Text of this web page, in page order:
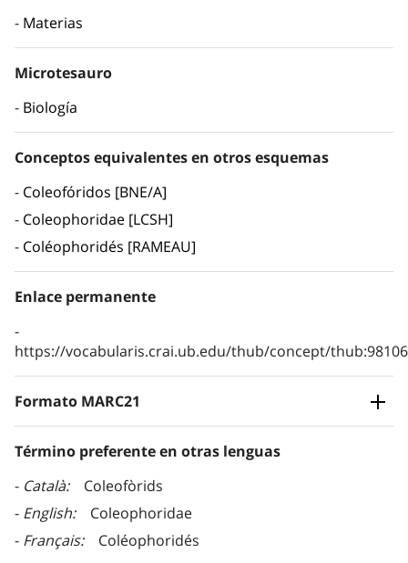
Materias
Microtesauro
Biología
Conceptos equivalentes en otros esquemas
Coleofóridos [BNE/A]
Coleophoridae [LCSH]
Coléophoridés [RAMEAU]
Enlace permanente
https://vocabularis.crai.ub.edu/thub/concept/
Formato MARC21
Término preferente en otras lenguas
Català
Coleofòrids
English
Coleophoridae
Français
Coléophoridés